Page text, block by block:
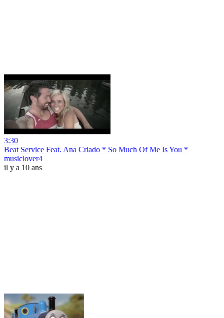
3:30
Beat Service Feat. Ana Criado * So Much Of Me Is You *
musiclover4
il y a 10 ans